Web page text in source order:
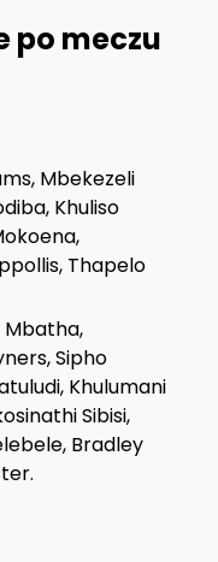
po meczu
Mbekezeli
Khuliso
Thapelo
Mbatha,
Sipho
Khulumani
Sibisi,
Bradley